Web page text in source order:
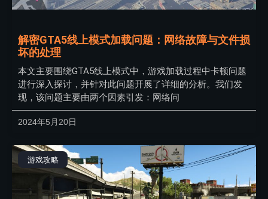
解密GTA5线上模式加载问题：网络故障与文件损
坏的处理
本文主要围绕GTA5线上模式中，游戏加载过程中卡顿问题
进行深入探讨，并针对此问题开展了详细的分析。我们发
现，该问题主要由两个因素引发：网络问
2024年5月20日
游戏攻略